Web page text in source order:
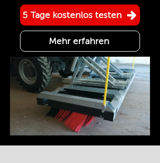
5 Tage kostenlos testen
Mehr erfahren